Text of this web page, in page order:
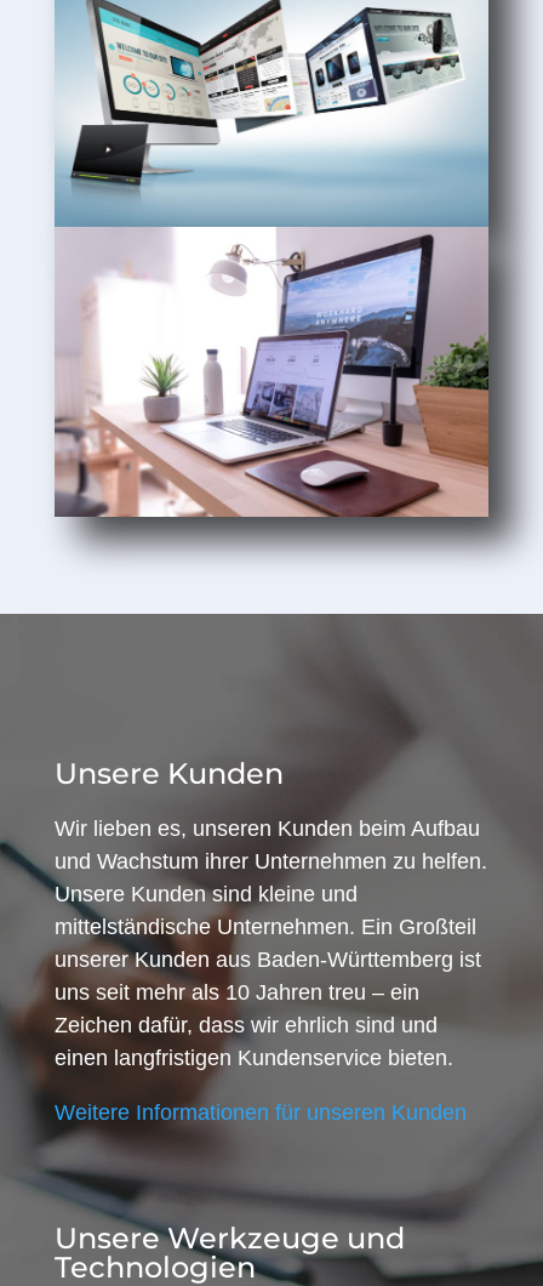
Unsere Kunden
Wir lieben es, unseren Kunden beim Aufbau
und Wachstum ihrer Unternehmen zu helfen.
Unsere Kunden sind kleine und
mittelständische Unternehmen. Ein Großteil
unserer Kunden aus Baden-Württemberg ist
uns seit mehr als 10 Jahren treu – ein
Zeichen dafür, dass wir ehrlich sind und
einen langfristigen Kundenservice bieten.
Weitere Informationen für unseren Kunden
Unsere Werkzeuge und
Technologien